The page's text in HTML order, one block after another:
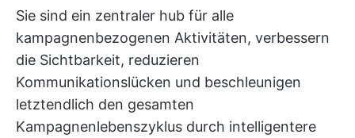
Sie sind ein zentraler hub für alle
kampagnenbezogenen Aktivitäten, verbessern
die Sichtbarkeit, reduzieren
Kommunikationslücken und beschleunigen
letztendlich den gesamten
Kampagnenlebenszyklus durch intelligentere